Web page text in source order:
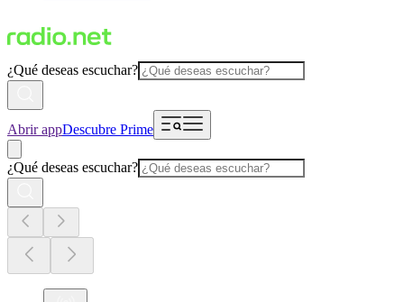
¿Qué deseas escuchar?
Abrir appDescubre Prime
¿Qué deseas escuchar?